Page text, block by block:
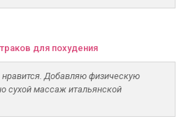
для похудения
нравится. Добавляю физическую
сухой массаж итальянской